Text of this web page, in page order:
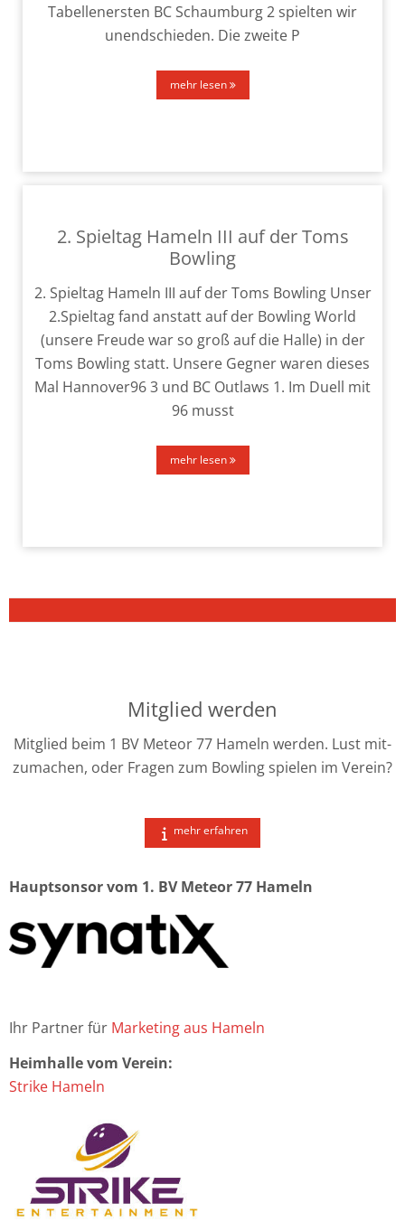
Tabellenersten BC Schaumburg 2 spiel­ten wir
unend­schie­den. Die zwei­te P
mehr lesen
2. Spieltag Hameln III auf der Toms
Bowling
2. Spieltag Hameln III auf der Toms Bowling Unser
2.Spieltag fand anstatt auf der Bowling World
(unse­re Freude war so groß auf die Halle) in der
Toms Bowling statt. Unsere Gegner waren die­ses
Mal Hannover96 3 und BC Outlaws 1. Im Duell mit
96 musst
mehr lesen
Mitglied werden
Mitglied beim 1 BV Meteor 77 Hameln wer­den. Lust mit­
zu­ma­chen, oder Fragen zum Bowling spie­len im Verein?
mehr erfahren
Hauptsonsor vom 1. BV Meteor 77 Hameln
Ihr Partner für Marketing aus Hameln
Heimhalle vom Verein:
Strike Hameln